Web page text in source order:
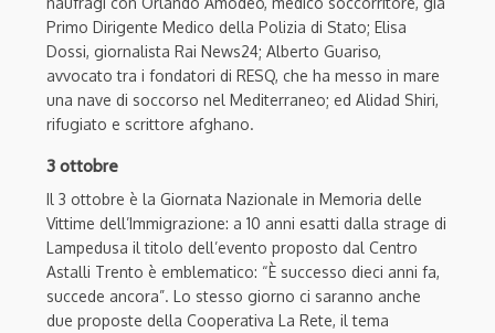
Primo Dirigente Medico della Polizia di Stato; Elisa
Dossi, giornalista Rai News24; Alberto Guariso,
avvocato tra i fondatori di RESQ, che ha messo in mare
una nave di soccorso nel Mediterraneo; ed Alidad Shiri,
rifugiato e scrittore afghano.
3 ottobre
Il 3 ottobre è la Giornata Nazionale in Memoria delle
Vittime dell’Immigrazione: a 10 anni esatti dalla strage di
Lampedusa il titolo dell’evento proposto dal Centro
Astalli Trento è emblematico: “È successo dieci anni fa,
succede ancora”. Lo stesso giorno ci saranno anche
due proposte della Cooperativa La Rete, il tema